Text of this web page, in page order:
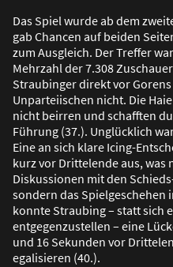
Das Spiel wurde ab dem
gab Chancen auf beiden
zum Ausgleich. Der Treffer
Mehrzahl der 7.308
Straubinger direkt vor
Unparteiischen nicht. Die
nicht beirren und schafften
Führung (37.). Unglücklich
Eine an sich klare Icing-
kurz vor Drittelende aus, was
Diskussionen mit den
sondern das Spielgeschehen
konnte Straubing – statt sich
entgegenzustellen – eine
und 16 Sekunden vor
egalisieren (40.).